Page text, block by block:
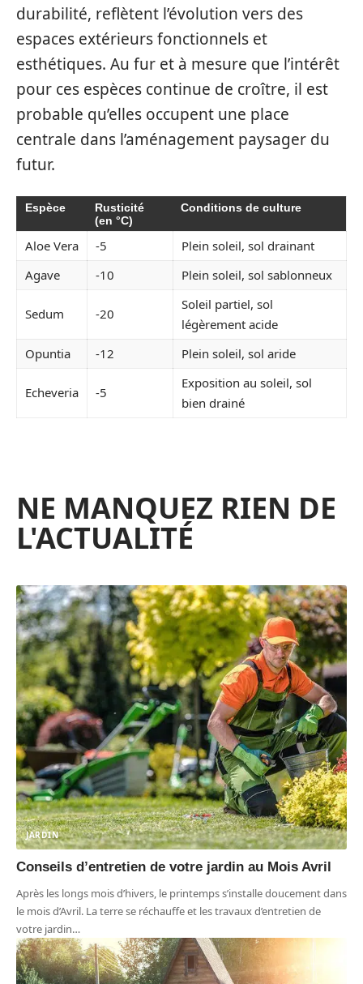
durabilité, reflètent l’évolution vers des
espaces extérieurs fonctionnels et
esthétiques. Au fur et à mesure que l’intérêt
pour ces espèces continue de croître, il est
probable qu’elles occupent une place
centrale dans l’aménagement paysager du
futur.
Espèce
Rusticité
(en °C)
Conditions de culture
Aloe Vera -5
Plein soleil, sol drainant
Agave
-10 Plein soleil, sol sablonneux
Sedum -20
Soleil partiel, sol
légèrement acide
Opuntia
-12 Plein soleil, sol aride
Echeveria -5
Exposition au soleil, sol
bien drainé
NE MANQUEZ RIEN DE
L'ACTUALITÉ
JARDIN
Conseils d’entretien de votre jardin au Mois Avril
Après les longs mois d’hivers, le printemps s’installe doucement dans
le mois d’Avril. La terre se réchauffe et les travaux d’entretien de
votre jardin…